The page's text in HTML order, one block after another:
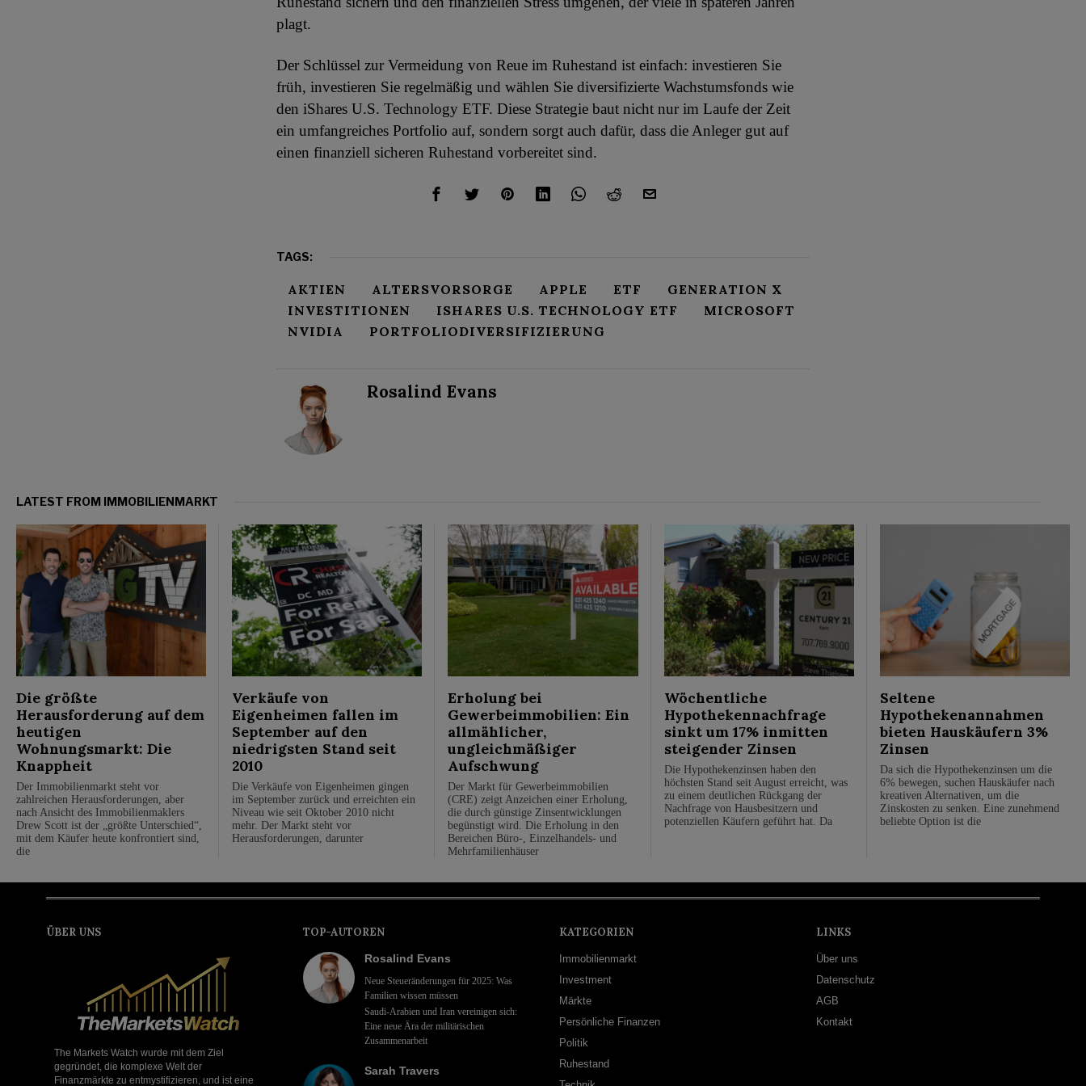
plagt.
Der Schlüssel zur Vermeidung von Reue im Ruhestand ist einfach: investieren Sie
früh, investieren Sie regelmäßig und wählen Sie diversifizierte Wachstumsfonds wie
den iShares U.S. Technology ETF. Diese Strategie baut nicht nur im Laufe der Zeit
ein umfangreiches Portfolio auf, sondern sorgt auch dafür, dass die Anleger gut auf
einen finanziell sicheren Ruhestand vorbereitet sind.
TAGS:
AKTIEN ALTERSVORSORGE APPLE ETF
GENERATION X
INVESTITIONEN
ISHARES U.S. TECHNOLOGY ETF
MICROSOFT
NVIDIA
PORTFOLIODIVERSIFIZIERUNG
Rosalind Evans
LATEST FROM IMMOBILIENMARKT
Die größte
Herausforderung auf dem
heutigen
Wohnungsmarkt: Die
Knappheit
Der Immobilienmarkt steht vor
zahlreichen Herausforderungen, aber
nach Ansicht des Immobilienmaklers
Drew Scott ist der „größte Unterschied“,
mit dem Käufer heute konfrontiert sind,
die
Verkäufe von
Eigenheimen fallen im
September auf den
niedrigsten Stand seit
2010
Die Verkäufe von Eigenheimen gingen
im September zurück und erreichten ein
Niveau wie seit Oktober 2010 nicht
mehr. Der Markt steht vor
Herausforderungen, darunter
Erholung bei
Gewerbeimmobilien: Ein
allmählicher,
ungleichmäßiger
Aufschwung
Der Markt für Gewerbeimmobilien
(CRE) zeigt Anzeichen einer Erholung,
die durch günstige Zinsentwicklungen
begünstigt wird. Die Erholung in den
Bereichen Büro-, Einzelhandels- und
Mehrfamilienhäuser
Wöchentliche
Hypothekennachfrage
sinkt um 17% inmitten
steigender Zinsen
Die Hypothekenzinsen haben den
höchsten Stand seit August erreicht, was
zu einem deutlichen Rückgang der
Nachfrage von Hausbesitzern und
potenziellen Käufern geführt hat. Da
Seltene
Hypothekenannahmen
bieten Hauskäufern 3%
Zinsen
Da sich die Hypothekenzinsen um die
6% bewegen, suchen Hauskäufer nach
kreativen Alternativen, um die
Zinskosten zu senken. Eine zunehmend
beliebte Option ist die
ÜBER UNS
The Markets Watch wurde mit dem Ziel
gegründet, die komplexe Welt der
Finanzmärkte zu entmystifizieren, und ist eine
TOP-AUTOREN
Rosalind Evans
Neue Steueränderungen für 2025: Was
Familien wissen müssen
Saudi-Arabien und Iran vereinigen sich:
Eine neue Ära der militärischen
Zusammenarbeit
Sarah Travers
KATEGORIEN
Immobilienmarkt
Investment
Märkte
Persönliche Finanzen
Politik
Ruhestand
LINKS
Über uns
Datenschutz
AGB
Kontakt